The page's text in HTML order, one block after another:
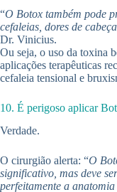
“O Botox também pode
cefaleias, dores de
Dr. Vinicius.
Ou seja, o uso da toxina
aplicações terapêuticas
cefaleia tensional e
10. É perigoso aplicar
Verdade.
O cirurgião alerta: “O
significativo, mas deve
perfeitamente a